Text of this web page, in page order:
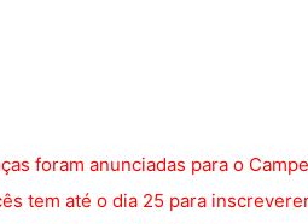
foram anunciadas para o
tem até o dia 25 para